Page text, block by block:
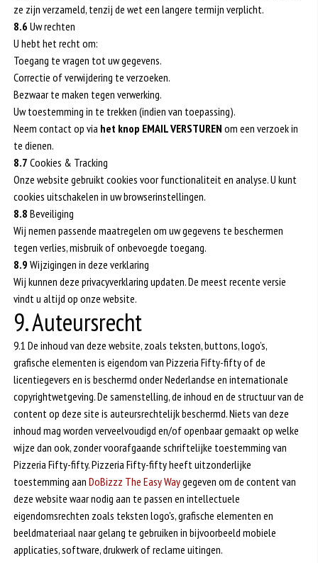
ze zijn verzameld, tenzij de wet een langere termijn verplicht.
8.6 Uw rechten
U hebt het recht om:
Toegang te vragen tot uw gegevens.
Correctie of verwijdering te verzoeken.
Bezwaar te maken tegen verwerking.
Uw toestemming in te trekken (indien van toepassing).
Neem contact op via het knop EMAIL VERSTUREN om een verzoek in
te dienen.
8.7 Cookies & Tracking
Onze website gebruikt cookies voor functionaliteit en analyse. U kunt
cookies uitschakelen in uw browserinstellingen.
8.8 Beveiliging
Wij nemen passende maatregelen om uw gegevens te beschermen
tegen verlies, misbruik of onbevoegde toegang.
8.9 Wijzigingen in deze verklaring
Wij kunnen deze privacyverklaring updaten. De meest recente versie
vindt u altijd op onze website.
9. Auteursrecht
9.1 De inhoud van deze website, zoals teksten, buttons, logo’s,
grafische elementen is eigendom van Pizzeria Fifty-fifty of de
licentiegevers en is beschermd onder Nederlandse en internationale
copyrightwetgeving. De samenstelling, de inhoud en de structuur van de
content op deze site is auteursrechtelijk beschermd. Niets van deze
inhoud mag worden verveelvoudigd en/of openbaar gemaakt op welke
wijze dan ook, zonder voorafgaande schriftelijke toestemming van
Pizzeria Fifty-fifty. Pizzeria Fifty-fifty heeft uitzonderlijke
toestemming aanDoBizzz The Easy Waygegeven om de content van
deze website waar nodig aan te passen en intellectuele
eigendomsrechten zoals teksten logo's, grafische elementen en
beeldmateriaal naar gelang te gebruiken in bijvoorbeeld mobiele
applicaties, software, drukwerk of reclame uitingen.